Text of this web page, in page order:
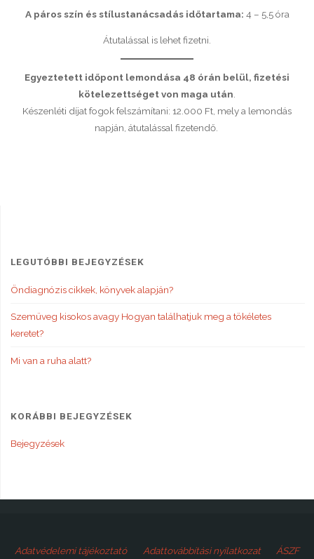
A páros szín és stílustanácsadás időtartama: 4 – 5,5 óra
Átutalással is lehet fizetni.
Egyeztetett időpont lemondása 48 órán belül, fizetési
kötelezettséget von maga után.
Készenléti díjat fogok felszámítani: 12.000 Ft, mely a lemondás
napján, átutalással fizetendő.
LEGUTÓBBI BEJEGYZÉSEK
Öndiagnózis cikkek, könyvek alapján?
Szemüveg kisokos avagy Hogyan találhatjuk meg a tökéletes
keretet?
Mi van a ruha alatt?
KORÁBBI BEJEGYZÉSEK
Bejegyzések
Adatvédelemi tájékoztató Adattovábbítási nyilatkozat ÁSZF